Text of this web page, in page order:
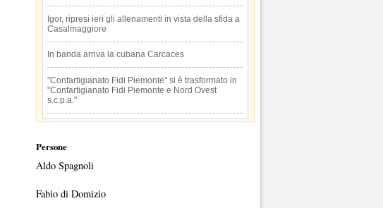
Igor, ripresi ieri gli allenamenti in vista della sfida a
Casalmaggiore
In banda arriva la cubana Carcaces
"Confartigianato Fidi Piemonte" si è trasformato in
"Confartigianato Fidi Piemonte e Nord Ovest
s.c.p.a."
Persone
Aldo Spagnoli
Fabio di Domizio